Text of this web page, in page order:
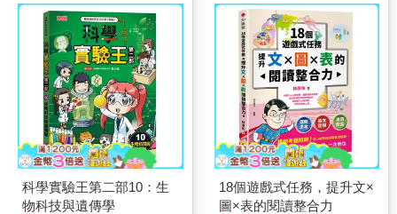
科學實驗王第二部10：生
物科技與遺傳學
18個遊戲式任務，提升文×
圖×表的閱讀整合力